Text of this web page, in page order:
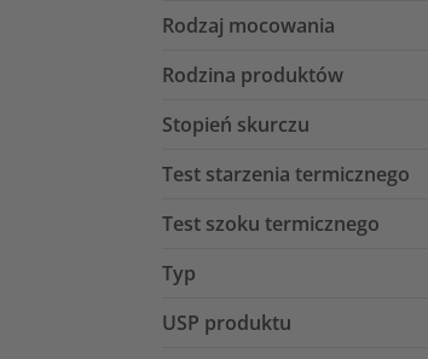
Rodzaj mocowania
Rodzina produktów
Stopień skurczu
Test starzenia termicznego
Test szoku termicznego
Typ
USP produktu